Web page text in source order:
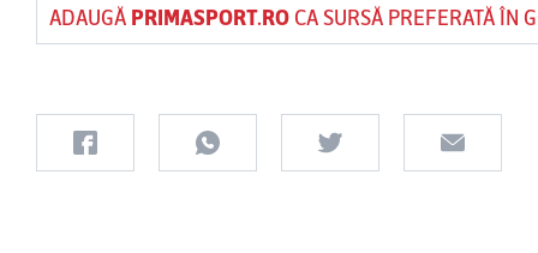
ADAUGĂ PRIMASPORT.ROCA SURSĂ PREFERATĂ ÎN